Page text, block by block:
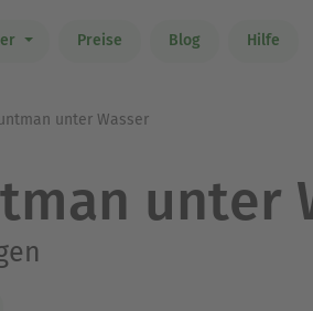
Preise Blog Hilfe
unter Wasser
unter